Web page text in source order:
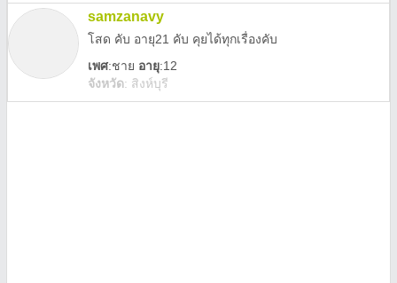
samzanavy
โสด คับ อายุ21 คับ คุยได้ทุกเรื่องคับ
เพศ:ชาย อายุ:12
จังหวัด: สิงห์บุรี